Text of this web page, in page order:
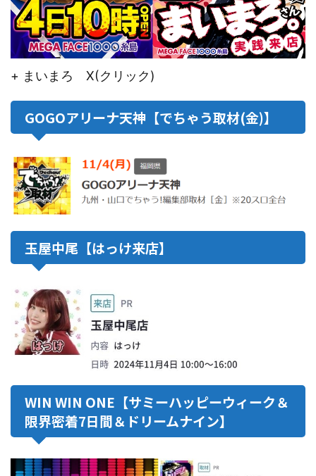
+ まいまろ X(クリック)
GOGOアリーナ天神【でちゃう取材(金)】
玉屋中尾【はっけ来店】
WIN WIN ONE【サミーハッピーウィーク＆
限界密着7日間＆ドリームナイン】